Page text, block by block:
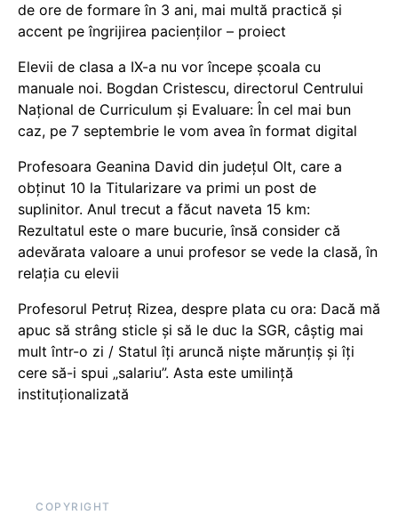
de ore de formare în 3 ani, mai multă practică și
accent pe îngrijirea pacienților – proiect
Elevii de clasa a IX-a nu vor începe școala cu
manuale noi. Bogdan Cristescu, directorul Centrului
Național de Curriculum și Evaluare: În cel mai bun
caz, pe 7 septembrie le vom avea în format digital
Profesoara Geanina David din județul Olt, care a
obținut 10 la Titularizare va primi un post de
suplinitor. Anul trecut a făcut naveta 15 km:
Rezultatul este o mare bucurie, însă consider că
adevărata valoare a unui profesor se vede la clasă, în
relația cu elevii
Profesorul Petruț Rizea, despre plata cu ora: Dacă mă
apuc să strâng sticle și să le duc la SGR, câștig mai
mult într-o zi / Statul îți aruncă niște mărunțiș și îți
cere să-i spui „salariu”. Asta este umilință
instituționalizată
COPYRIGHT